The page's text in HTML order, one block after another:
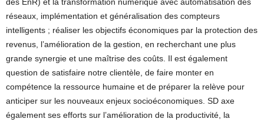
des EnR) et la transformation numérique avec automatisation des
réseaux, implémentation et généralisation des compteurs
intelligents ; réaliser les objectifs économiques par la protection des
revenus, l’amélioration de la gestion, en recherchant une plus
grande synergie et une maîtrise des coûts. Il est également
question de satisfaire notre clientèle, de faire monter en
compétence la ressource humaine et de préparer la relève pour
anticiper sur les nouveaux enjeux socioéconomiques. SD axe
également ses efforts sur l’amélioration de la productivité, la